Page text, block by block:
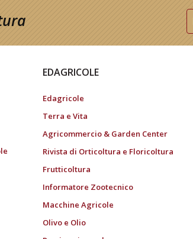
EDAGRICOLE
Edagricole
Terra e Vita
Agricommercio & Garden Center
Rivista di Orticoltura e Floricoltura
Frutticoltura
Informatore Zootecnico
Macchine Agricole
Olivo e Olio